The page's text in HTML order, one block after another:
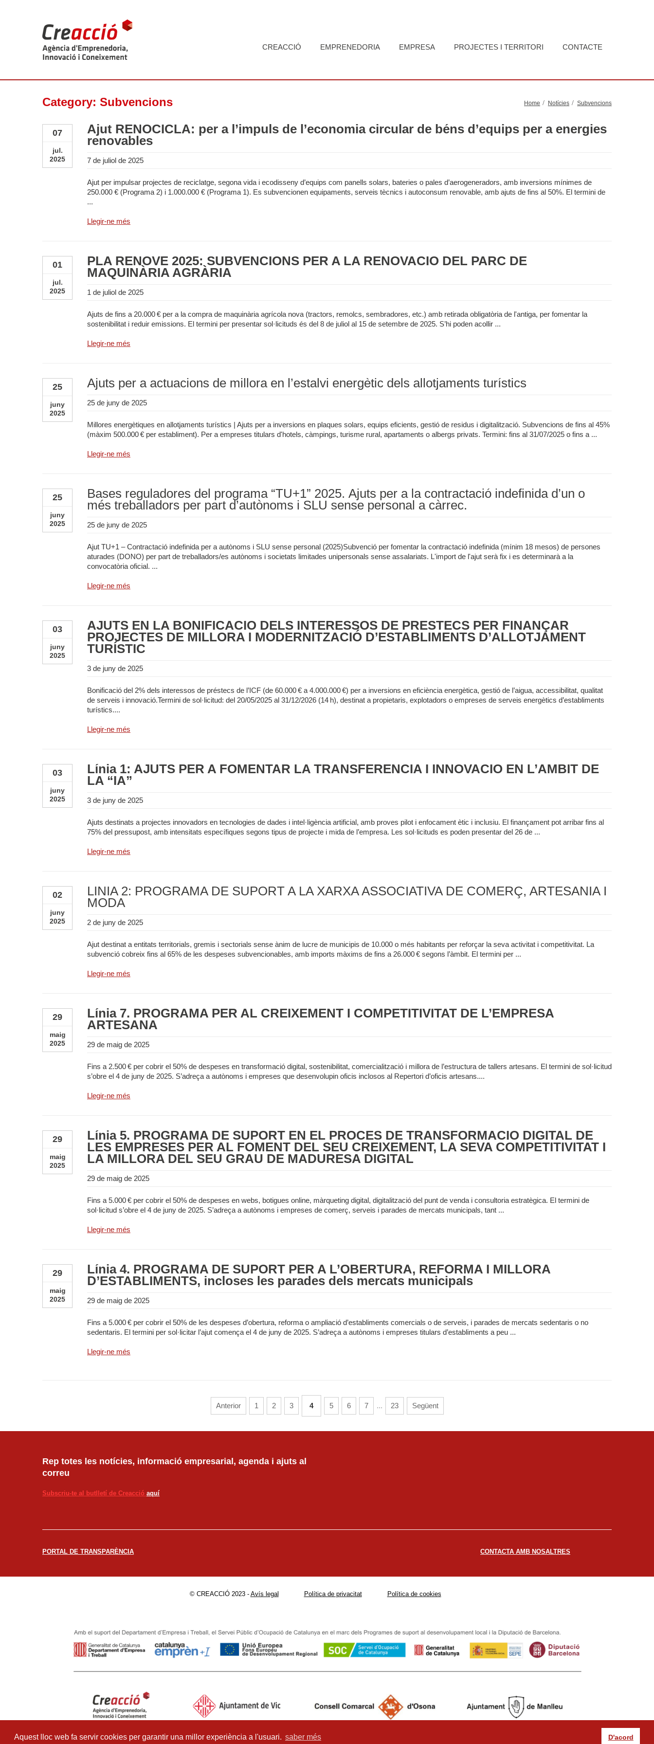
Aquest lloc web fa servir cookies per garantir una millor experiència a l'usuari. saber més D'acord
CREACCIÓ EMPRENEDORIA EMPRESA PROJECTES I TERRITORI CONTACTE
Category: Subvencions Home Notícies Subvencions
07
jul.
2025
Ajut RENOCICLA: per a l’impuls de l’economia circular de béns d’equips per a energies
renovables
7 de juliol de 2025
Ajut per impulsar projectes de reciclatge, segona vida i ecodisseny d’equips com panells solars, bateries o pales d’aerogeneradors, amb inversions mínimes de
250.000 € (Programa 2) i 1.000.000 € (Programa 1). Es subvencionen equipaments, serveis tècnics i autoconsum renovable, amb ajuts de fins al 50%. El termini de
...
Llegir-ne més
01
jul.
2025
PLA RENOVE 2025: SUBVENCIONS PER A LA RENOVACIÓ DEL PARC DE
MAQUINÀRIA AGRÀRIA
1 de juliol de 2025
Ajuts de fins a 20.000 € per a la compra de maquinària agrícola nova (tractors, remolcs, sembradores, etc.) amb retirada obligatòria de l'antiga, per fomentar la
sostenibilitat i reduir emissions. El termini per presentar sol·licituds és del 8 de juliol al 15 de setembre de 2025. S’hi poden acollir ...
Llegir-ne més
25
juny
2025
Ajuts per a actuacions de millora en l’estalvi energètic dels allotjaments turístics
25 de juny de 2025
Millores energètiques en allotjaments turístics | Ajuts per a inversions en plaques solars, equips eficients, gestió de residus i digitalització. Subvencions de fins al 45%
(màxim 500.000 € per establiment). Per a empreses titulars d'hotels, càmpings, turisme rural, apartaments o albergs privats. Termini: fins al 31/07/2025 o fins a ...
Llegir-ne més
25
juny
2025
Bases reguladores del programa “TU+1” 2025. Ajuts per a la contractació indefinida d’un o
més treballadors per part d’autònoms i SLU sense personal a càrrec.
25 de juny de 2025
Ajut TU+1 – Contractació indefinida per a autònoms i SLU sense personal (2025)Subvenció per fomentar la contractació indefinida (mínim 18 mesos) de persones
aturades (DONO) per part de treballadors/es autònoms i societats limitades unipersonals sense assalariats. L'import de l'ajut serà fix i es determinarà a la
convocatòria oficial. ...
Llegir-ne més
03
juny
2025
AJUTS EN LA BONIFICACIÓ DELS INTERESSOS DE PRÉSTECS PER FINANÇAR
PROJECTES DE MILLORA I MODERNITZACIÓ D’ESTABLIMENTS D’ALLOTJAMENT
TURÍSTIC
3 de juny de 2025
Bonificació del 2% dels interessos de préstecs de l’ICF (de 60.000 € a 4.000.000 €) per a inversions en eficiència energètica, gestió de l’aigua, accessibilitat, qualitat
de serveis i innovació.Termini de sol·licitud: del 20/05/2025 al 31/12/2026 (14 h), destinat a propietaris, explotadors o empreses de serveis energètics d’establiments
turístics....
Llegir-ne més
03
juny
2025
Línia 1: AJUTS PER A FOMENTAR LA TRANSFERÈNCIA I INNOVACIÓ EN L’ÀMBIT DE
LA “IA”
3 de juny de 2025
Ajuts destinats a projectes innovadors en tecnologies de dades i intel·ligència artificial, amb proves pilot i enfocament ètic i inclusiu. El finançament pot arribar fins al
75% del pressupost, amb intensitats específiques segons tipus de projecte i mida de l’empresa. Les sol·licituds es poden presentar del 26 de ...
Llegir-ne més
02
juny
2025
LÍNIA 2: PROGRAMA DE SUPORT A LA XARXA ASSOCIATIVA DE COMERÇ, ARTESANIA I
MODA
2 de juny de 2025
Ajut destinat a entitats territorials, gremis i sectorials sense ànim de lucre de municipis de 10.000 o més habitants per reforçar la seva activitat i competitivitat. La
subvenció cobreix fins al 65% de les despeses subvencionables, amb imports màxims de fins a 26.000 € segons l’àmbit. El termini per ...
Llegir-ne més
29
maig
2025
Línia 7. PROGRAMA PER AL CREIXEMENT I COMPETITIVITAT DE L’EMPRESA
ARTESANA
29 de maig de 2025
Fins a 2.500 € per cobrir el 50% de despeses en transformació digital, sostenibilitat, comercialització i millora de l’estructura de tallers artesans. El termini de sol·licitud
s’obre el 4 de juny de 2025. S’adreça a autònoms i empreses que desenvolupin oficis inclosos al Repertori d’oficis artesans....
Llegir-ne més
29
maig
2025
Línia 5. PROGRAMA DE SUPORT EN EL PROCÉS DE TRANSFORMACIÓ DIGITAL DE
LES EMPRESES PER AL FOMENT DEL SEU CREIXEMENT, LA SEVA COMPETITIVITAT I
LA MILLORA DEL SEU GRAU DE MADURESA DIGITAL
29 de maig de 2025
Fins a 5.000 € per cobrir el 50% de despeses en webs, botigues online, màrqueting digital, digitalització del punt de venda i consultoria estratègica. El termini de
sol·licitud s’obre el 4 de juny de 2025. S’adreça a autònoms i empreses de comerç, serveis i parades de mercats municipals, tant ...
Llegir-ne més
29
maig
2025
Línia 4. PROGRAMA DE SUPORT PER A L’OBERTURA, REFORMA I MILLORA
D’ESTABLIMENTS, incloses les parades dels mercats municipals
29 de maig de 2025
Fins a 5.000 € per cobrir el 50% de les despeses d’obertura, reforma o ampliació d’establiments comercials o de serveis, i parades de mercats sedentaris o no
sedentaris. El termini per sol·licitar l’ajut comença el 4 de juny de 2025. S’adreça a autònoms i empreses titulars d’establiments a peu ...
Llegir-ne més
Anterior 1 2 3 4 5 6 7 ... 23 Següent
Rep totes les notícies, informació empresarial, agenda i ajuts al
correu
Subscriu-te al butlletí de Creacció aquí
PORTAL DE TRANSPARÈNCIA CONTACTA AMB NOSALTRES
© CREACCIÓ 2023 - Avís legal Política de privacitat Política de cookies